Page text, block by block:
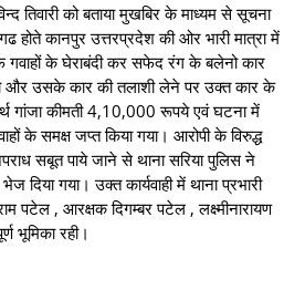
को बताया मुखबिर के माध्यम से सूचना
कानपुर उत्तरप्रदेश की ओर भारी मात्रा में
गवाहों के घेराबंदी कर सफेद रंग के बलेनो कार
और उसके कार की तलाशी लेने पर उक्त कार के
गांजा कीमती 4,10,000 रूपये एवं घटना में
के समक्ष जप्त किया गया। आरोपी के विरुद्ध
सबूत पाये जाने से थाना सरिया पुलिस ने
गया। उक्त कार्यवाही में थाना प्रभारी
पटेल , आरक्षक दिगम्बर पटेल , लक्ष्मीनारायण
भूमिका रही।